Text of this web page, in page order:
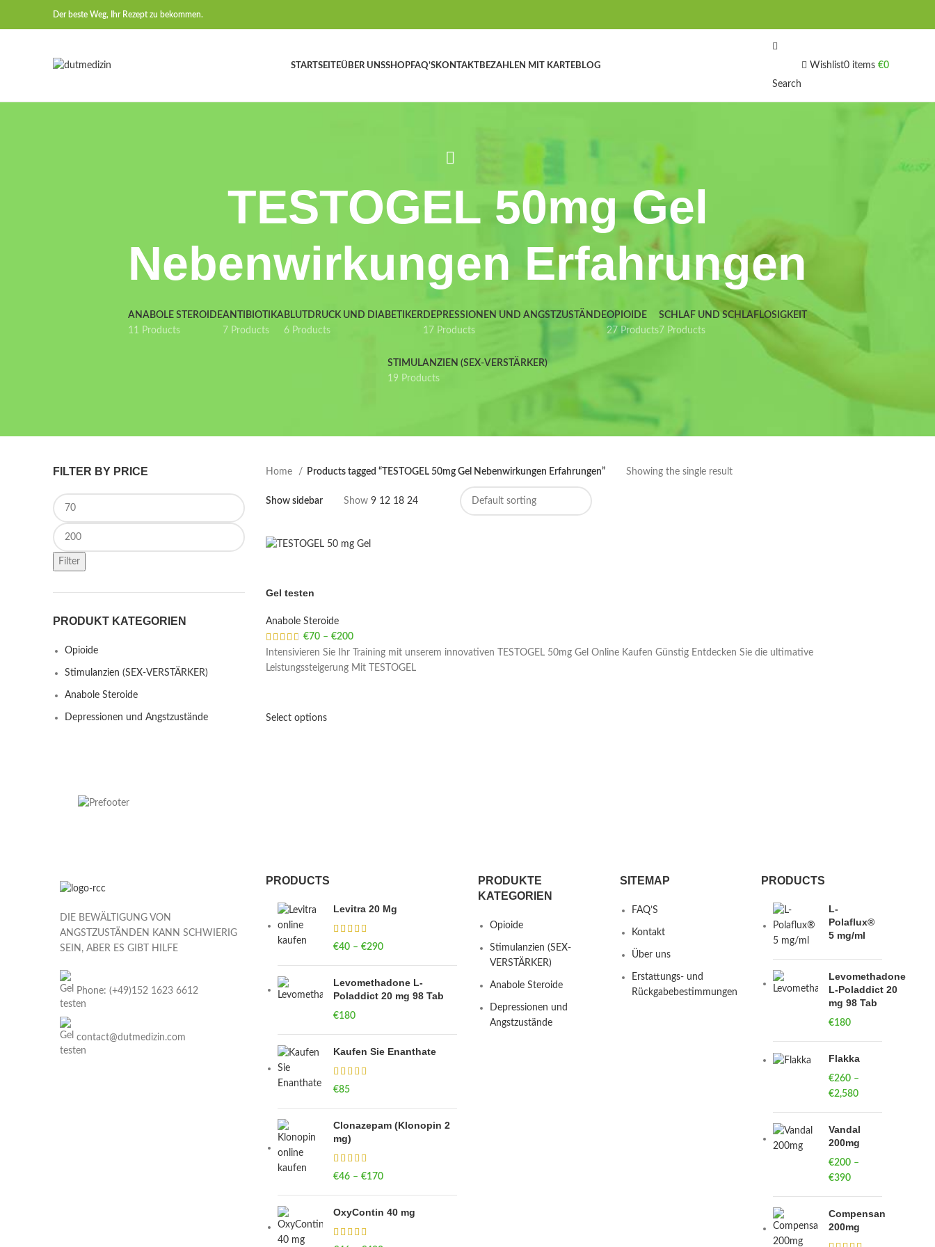
Der beste Weg, Ihr Rezept zu bekommen.
STARTSEITEÜBER UNSSHOPFAQ’SKONTAKTBEZAHLEN MIT KARTEBLOG
Search
Wishlist0 items €0
TESTOGEL 50mg Gel
Nebenwirkungen Erfahrungen
ANABOLE STEROIDE
11 Products
ANTIBIOTIKA
7 Products
BLUTDRUCK UND DIABETIKER
6 Products
DEPRESSIONEN UND ANGSTZUSTÄNDE
17 Products
OPIOIDE
27 Products
SCHLAF UND SCHLAFLOSIGKEIT
7 Products
STIMULANZIEN (SEX-VERSTÄRKER)
19 Products
FILTER BY PRICE
Min price
Max price
Filter
PRODUKT KATEGORIEN
Opioide
Stimulanzien (SEX-VERSTÄRKER)
Anabole Steroide
Depressionen und Angstzustände
Home Products tagged “TESTOGEL 50mg Gel Nebenwirkungen Erfahrungen” Showing the single result
Show sidebar Show 9 12 18 24
Gel testen
Anabole Steroide
€70 – €200Price range: €70 through €200
Intensivieren Sie Ihr Training mit unserem innovativen TESTOGEL 50mg Gel Online Kaufen Günstig Entdecken Sie die ultimative
Leistungssteigerung Mit TESTOGEL
Select options
DIE BEWÄLTIGUNG VON
ANGSTZUSTÄNDEN KANN SCHWIERIG
SEIN, ABER ES GIBT HILFE
Phone: (+49)152 1623 6612
contact@dutmedizin.com
PRODUCTS
Levitra 20 Mg
€40 – €290Price range: €40
Levomethadone L-
Poladdict 20 mg 98 Tab
€180
Kaufen Sie Enanthate
€85
Clonazepam (Klonopin 2
mg)
€46 – €170Price range: €46
OxyContin 40 mg
PRODUKTE
KATEGORIEN
Opioide
Stimulanzien (SEX-
VERSTÄRKER)
Anabole Steroide
Depressionen und
Angstzustände
SITEMAP
FAQ’S
Kontakt
Über uns
Erstattungs- und
Rückgabebestimmungen
PRODUCTS
L-
Polaflux®
5 mg/ml
Levomethadone
L-Poladdict 20
mg 98 Tab
€180
Flakka
€260 –
€2,580
€260
through
Vandal
200mg
€200 –
€390
through
Compensan
200mg